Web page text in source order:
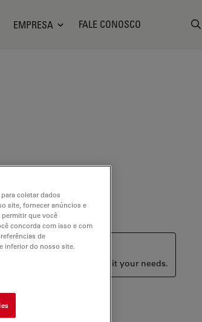
EMPRESA FALE CONOSCO
products that may suit your needs.
coletar dados
site, fornecer anúncios e
que você
concorda com isso e com
de
inferior do nosso site.